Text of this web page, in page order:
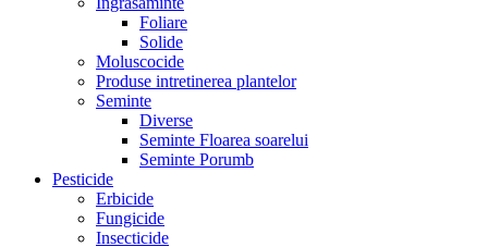
Foliare
Solide
Moluscocide
Produse intretinerea plantelor
Seminte
Diverse
Seminte Floarea soarelui
Seminte Porumb
Pesticide
Erbicide
Fungicide
Insecticide